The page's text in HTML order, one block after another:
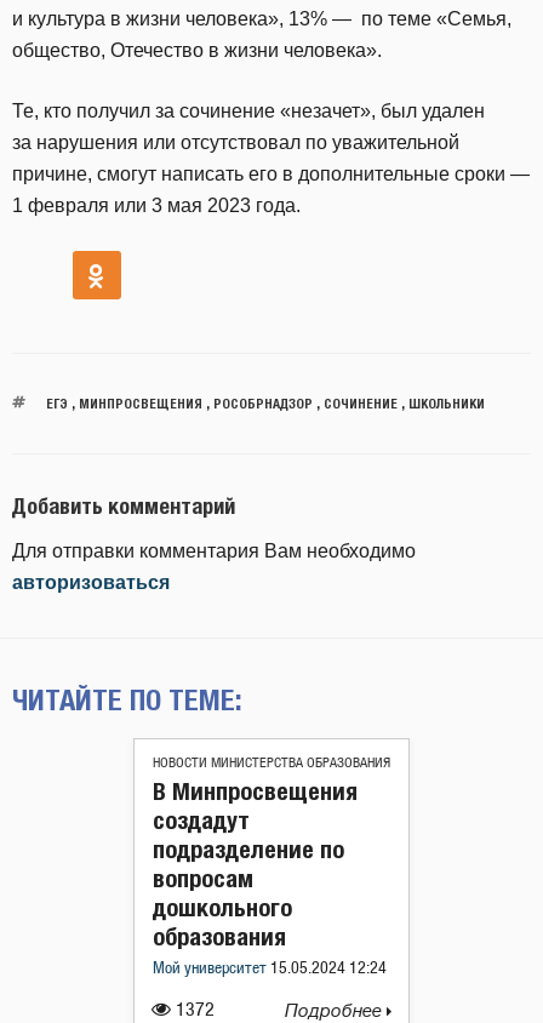
и культура в жизни человека», 13% — по теме «Семья,
общество, Отечество в жизни человека».
Те, кто получил за сочинение «незачет», был удален
за нарушения или отсутствовал по уважительной
причине, смогут написать его в дополнительные сроки —
1 февраля или 3 мая 2023 года.
ЕГЭ , МИНПРОСВЕЩЕНИЯ , РОСОБРНАДЗОР , СОЧИНЕНИЕ, ШКОЛЬНИКИ
Добавить комментарий
Для отправки комментария Вам необходимо
авторизоваться
ЧИТАЙТЕ ПО ТЕМЕ:
НОВОСТИ МИНИСТЕРСТВА ОБРАЗОВАНИЯ
1372
В Минпросвещения
создадут
подразделение по
вопросам
дошкольного
образования
Мой университет 15.05.2024 12:24
Подробнее